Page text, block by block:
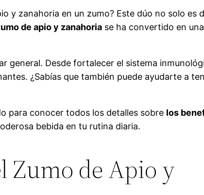
y zanahoria en un zumo? Este dúo no solo es
de apio y zanahoria se ha convertido en
general. Desde fortalecer el sistema
¿Sabías que también puede ayudarte a
para conocer todos los detalles sobre los
bebida en tu rutina diaria.
Zumo de Apio y